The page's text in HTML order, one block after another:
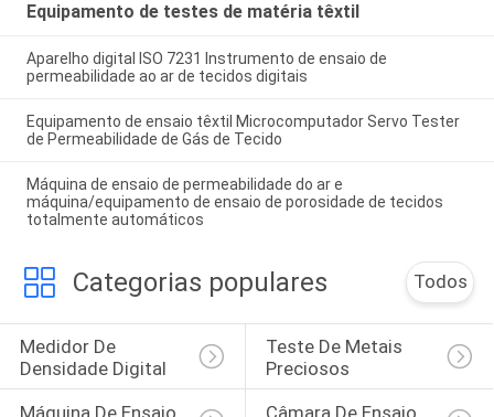
Equipamento de testes de matéria têxtil
Aparelho digital ISO 7231 Instrumento de ensaio de
permeabilidade ao ar de tecidos digitais
Equipamento de ensaio têxtil Microcomputador Servo Tester
de Permeabilidade de Gás de Tecido
Máquina de ensaio de permeabilidade do ar e
máquina/equipamento de ensaio de porosidade de tecidos
totalmente automáticos
Categorias populares Todos
Medidor De
Densidade Digital
Teste De Metais
Preciosos
Máquina De Ensaio
Câmara De Ensaio